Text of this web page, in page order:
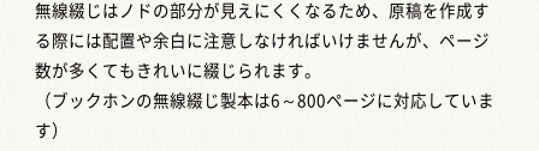
無線綴じはノドの部分が見えにくくなるため、原稿を作成す
る際には配置や余白に注意しなければいけませんが、ページ
数が多くてもきれいに綴じられます。
（ブックホンの無線綴じ製本は6～800ページに対応していま
す）